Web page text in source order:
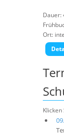
Dauer:
Ort: